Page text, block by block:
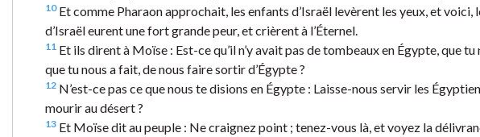
10Et comme Pharaon approchait, les enfants d’Israël levèrent les yeux, et
d’Israël eurent une fort grande peur, et crièrent à l’Éternel.
11 Et ils dirent à Moïse : Est-ce qu’il n’y avait pas de tombeaux en Égypte, que
que tu nous a fait, de nous faire sortir d’Égypte ?
12 N’est-ce pas ce que nous te disions en Égypte : Laisse-nous servir les
mourir au désert ?
13 Et Moïse dit au peuple : Ne craignez point ; tenez-vous là, et voyez la